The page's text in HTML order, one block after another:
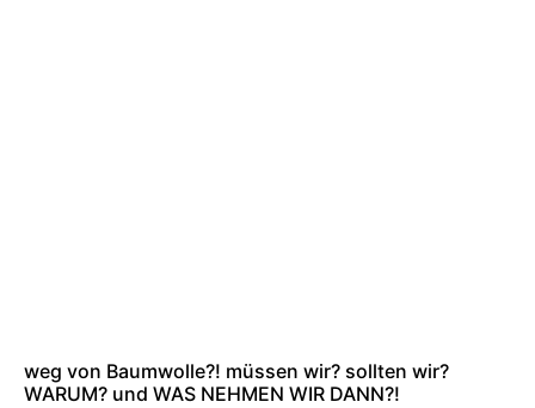
weg von Baumwolle?! müssen wir? sollten wir?
WARUM? und WAS NEHMEN WIR DANN?!